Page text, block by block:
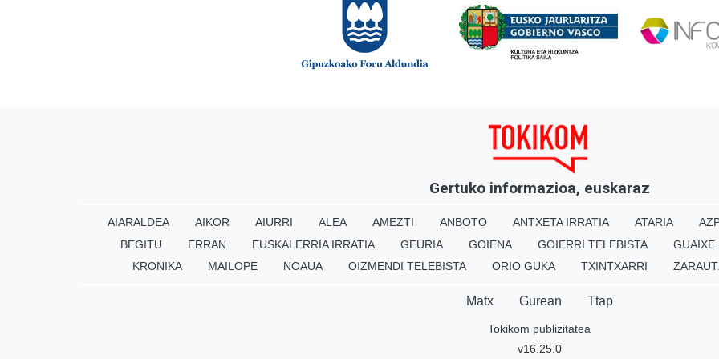
Gertuko informazioa, euskaraz
AIARALDEA AIKOR AIURRI ALEA AMEZTI ANBOTO ANTXETA IRRATIA ATARIA
BEGITU
ERRAN EUSKALERRIA IRRATIA GEURIA GOIENA GOIERRI TELEBISTA
GUAIXE
KRONIKA
MAILOPE NOAUA OIZMENDI TELEBISTA ORIO GUKA TXINTXARRI
Matx Gurean Ttap
Tokikom publizitatea
v16.25.0